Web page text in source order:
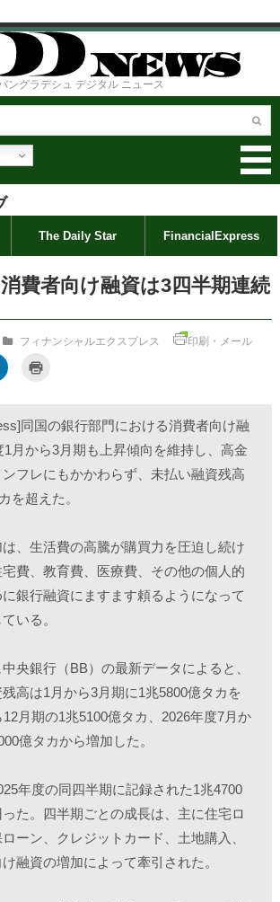
ングラデシュ デジタル ニュース
The Daily Star FinancialExpress
費者向け融資は3四半期連続
フィナンシャルエクスプレス
印刷・メール
ク
リ
L
n
e
d
I
n
(
し
い
ウ
ィ
ン
ド
き
ま
す
)
て
印
(
し
い
ウ
ィ
で
き
ま
す
)
同国の銀行部門における消費者向け融
1月から3月期も上昇傾向を維持し、高金
フレにもかかわらず、未払い融資残高
を超えた。
、生活費の高騰が購買力を圧迫し続け
費、教育費、医療費、その他の個人的
銀行融資にますます頼るようになって
いる。
央銀行（BB）の最新データによると、
高は1月から3月期に1兆5800億タカを
月期の1兆5100億タカ、2026年度7月か
億タカから増加した。
年度の同四半期に記録された1兆4700
た。四半期ごとの成長は、主に住宅ロ
ーン、クレジットカード、土地購入、
融資の増加によって牽引された。